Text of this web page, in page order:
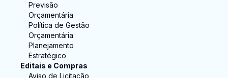
Previsão
Orçamentária
Política de Gestão
Orçamentária
Planejamento
Estratégico
Editais e Compras
Aviso de Licitação